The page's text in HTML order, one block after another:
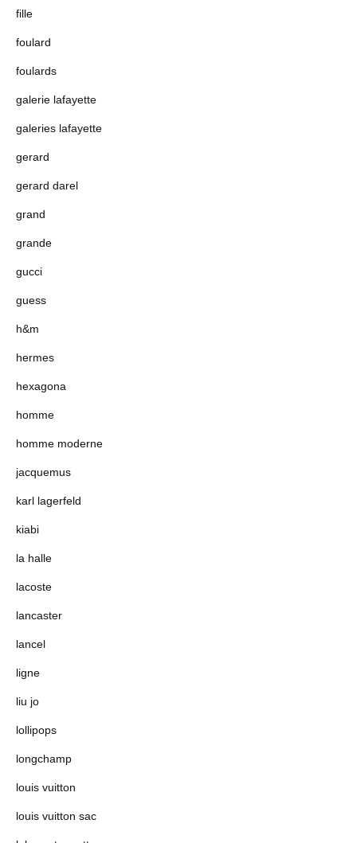
fille
foulard
foulards
galerie lafayette
galeries lafayette
gerard
gerard darel
grand
grande
gucci
guess
h&m
hermes
hexagona
homme
homme moderne
jacquemus
karl lagerfeld
kiabi
la halle
lacoste
lancaster
lancel
ligne
liu jo
lollipops
longchamp
louis vuitton
louis vuitton sac